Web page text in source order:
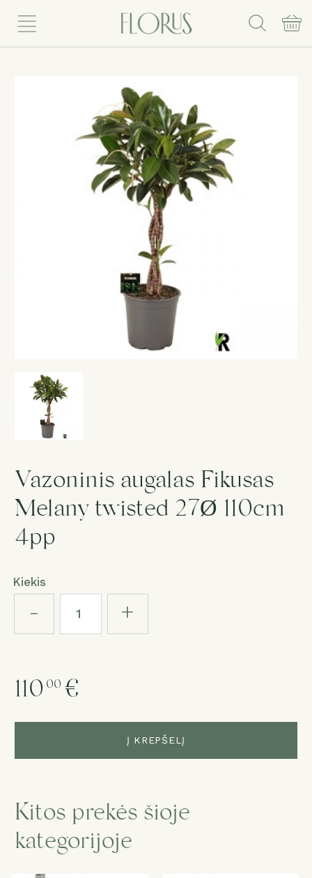
Rinkis puokštę
Vazoniniai augalai
Dovanos
Puokštė „Staigmena“
Paslaugos
Salonas
Vazoninis augalas Fikusas
Melany twisted 27Ø 110cm
4pp
Kiekis
- +
110 00 €
Į KREPŠELĮ
Kitos prekės šioje
kategorijoje